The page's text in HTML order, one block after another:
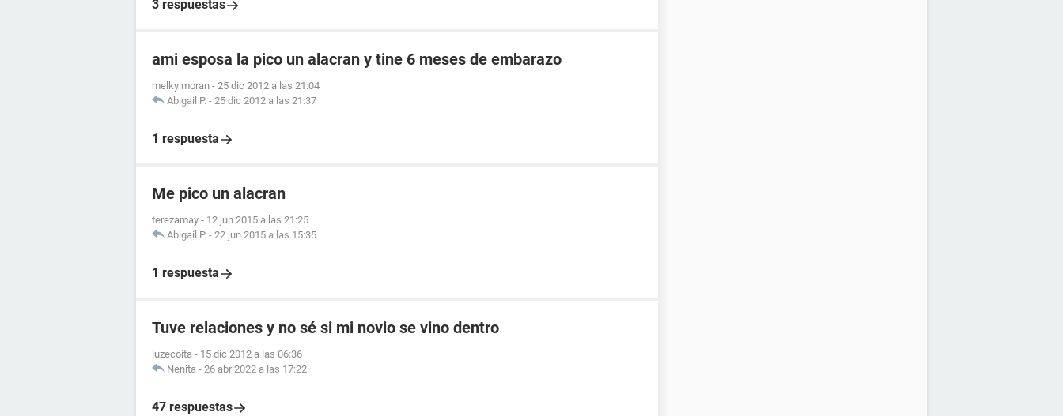
3 respuestas
ami esposa la pico un alacran y tine 6 meses de embarazo
melky moran - 25 dic 2012 a las 21:04
Abigail P. - 25 dic 2012 a las 21:37
1 respuesta
Me pico un alacran
terezamay - 12 jun 2015 a las 21:25
Abigail P. - 22 jun 2015 a las 15:35
1 respuesta
Tuve relaciones y no sé si mi novio se vino dentro
luzecoita - 15 dic 2012 a las 06:36
Nenita - 26 abr 2022 a las 17:22
47 respuestas